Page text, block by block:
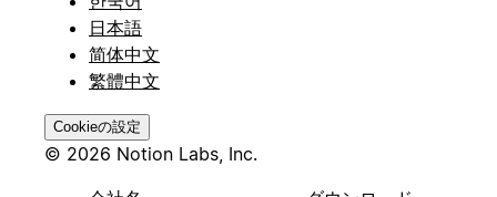
日本語
简体中文
繁體中文
Cookieの設定
© 2026 Notion Labs, Inc.